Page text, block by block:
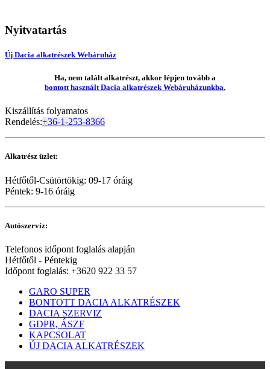
Nyitvatartás
Új Dacia alkatrészek Webáruház
Ha, nem talált alkatrészt, akkor lépjen tovább a
bontott használt Dacia alkatrészek Webáruházunkba.
Kiszállítás folyamatos
Rendelés:+36-1-253-8366
Alkatrész üzlet:
Hétfőtől-Csütörtökig: 09-17 óráig
Péntek: 9-16 óráig
Autószerviz:
Telefonos időpont foglalás alapján
Hétfőtől - Péntekig
Időpont foglalás: +3620 922 33 57
GARO SUPER
BONTOTT DACIA ALKATRÉSZEK
DACIA SZERVIZ
GDPR, ÁSZF
KAPCSOLAT
ÚJ DACIA ALKATRÉSZEK